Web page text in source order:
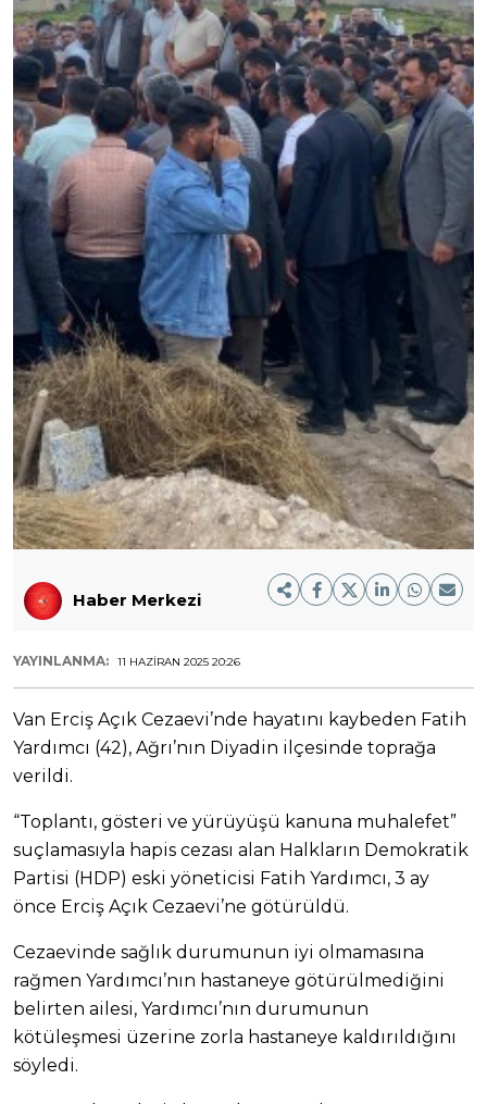
Haber Merkezi
YAYINLANMA: 11 HAZIRAN 2025 20:26
Van Erciş Açık Cezaevi’nde hayatını kaybeden Fatih
Yardımcı (42), Ağrı’nın Diyadin ilçesinde toprağa
verildi.
“Toplantı, gösteri ve yürüyüşü kanuna muhalefet”
suçlamasıyla hapis cezası alan Halkların Demokratik
Partisi (HDP) eski yöneticisi Fatih Yardımcı, 3 ay
önce Erciş Açık Cezaevi’ne götürüldü.
Cezaevinde sağlık durumunun iyi olmamasına
rağmen Yardımcı’nın hastaneye götürülmediğini
belirten ailesi, Yardımcı’nın durumunun
kötüleşmesi üzerine zorla hastaneye kaldırıldığını
söyledi.